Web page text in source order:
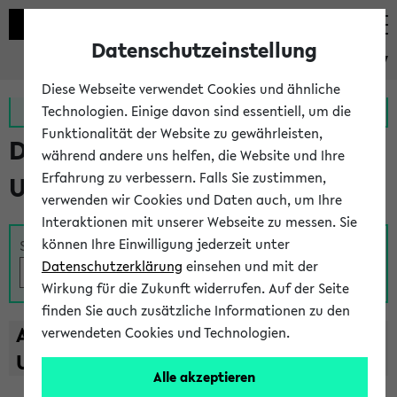
eKVV
Zur MeineUni App Zum MeineUni Portal
Das Lehrangebot der
Universität Bielefeld
Suche
A B C D E F G H I J K L M N O
U
V W X Y
Z
Datenschutzeinstellung
Diese Webseite verwendet Cookies und ähnliche
Technologien. Einige davon sind essentiell, um die
Funktionalität der Website zu gewährleisten,
während andere uns helfen, die Website und Ihre
Erfahrung zu verbessern. Falls Sie zustimmen,
verwenden wir Cookies und Daten auch, um Ihre
Interaktionen mit unserer Webseite zu messen. Sie
können Ihre Einwilligung jederzeit unter
Datenschutzerklärung einsehen und mit der
Wirkung für die Zukunft widerrufen. Auf der Seite
finden Sie auch zusätzliche Informationen zu den
verwendeten Cookies und Technologien.
Alle akzeptieren